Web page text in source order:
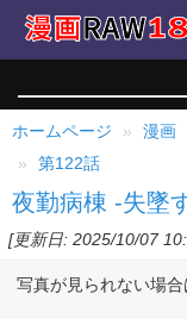
ホームページ 漫画
第122話
夜勤病棟 -失墜
[更新日: 2025/10/07
写真が見られない場